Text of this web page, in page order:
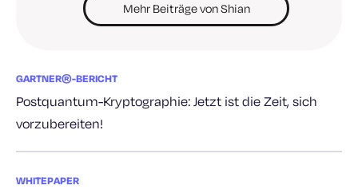
Mehr Beiträge von Shian
GARTNER®-BERICHT
Postquantum-Kryptographie: Jetzt ist die Zeit, sich
vorzubereiten!
WHITEPAPER